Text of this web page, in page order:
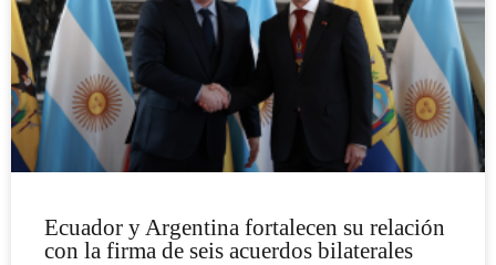
Ecuador y Argentina fortalecen su relación
con la firma de seis acuerdos bilaterales